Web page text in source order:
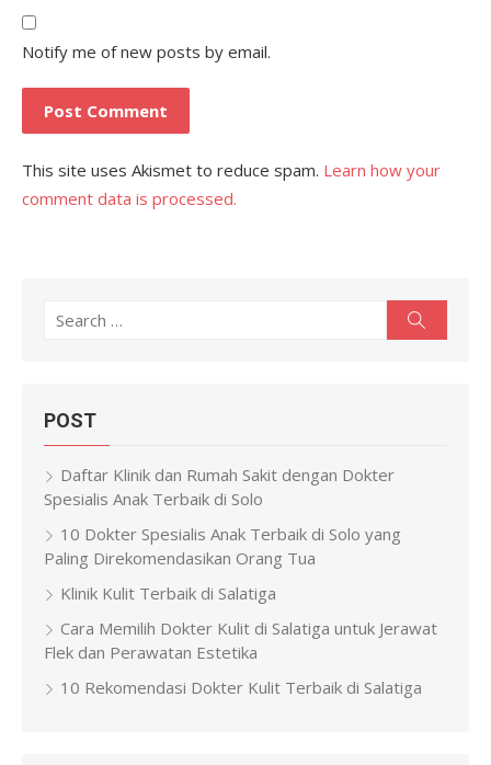
Notify me of new posts by email.
This site uses Akismet to reduce spam. Learn how your
comment data is processed.
Search
POST
Daftar Klinik dan Rumah Sakit dengan Dokter
Spesialis Anak Terbaik di Solo
10 Dokter Spesialis Anak Terbaik di Solo yang
Paling Direkomendasikan Orang Tua
Klinik Kulit Terbaik di Salatiga
Cara Memilih Dokter Kulit di Salatiga untuk Jerawat
Flek dan Perawatan Estetika
10 Rekomendasi Dokter Kulit Terbaik di Salatiga